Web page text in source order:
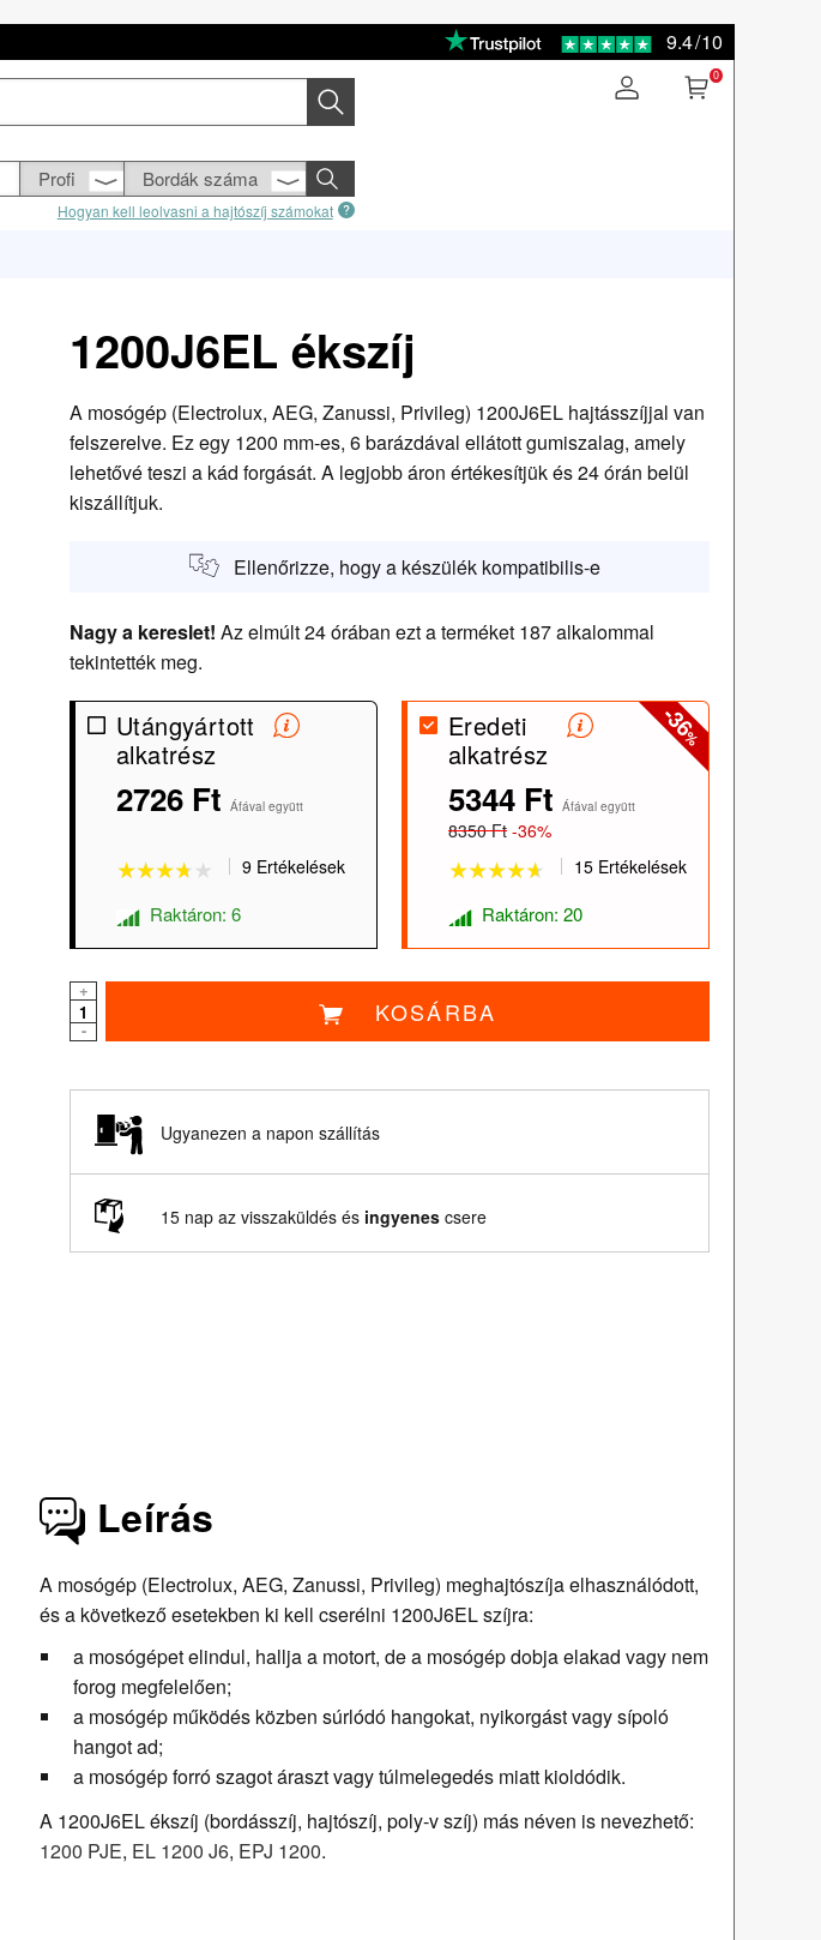
9.4/10
Hogyan kell leolvasni a hajtószíj számokat
0
1200J6EL ékszíj
A mosógép (Electrolux, AEG, Zanussi, Privileg) 1200J6EL hajtásszíjjal van
felszerelve. Ez egy 1200 mm-es, 6 barázdával ellátott gumiszalag, amely
lehetővé teszi a kád forgását. A legjobb áron értékesítjük és 24 órán belül
kiszállítjuk.
Ellenőrizze, hogy a készülék kompatibilis-e
Nagy a kereslet! Az elmúlt 24 órában ezt a terméket 187 alkalommal
tekintették meg.
Utángyártott
alkatrész
2726 Ft Áfával együtt
★★★★★
★★★★★
9 Ertékelések
Raktáron: 6
-36
%
Eredeti
alkatrész
5344 Ft Áfával együtt
8350 Ft -36%
15 Ertékelések
Raktáron: 20
+
-
KOSÁRBA
Ugyanezen a napon szállítás
15 nap az visszaküldés és ingyenes csere
Leírás
A mosógép (Electrolux, AEG, Zanussi, Privileg) meghajtószíja elhasználódott,
és a következő esetekben ki kell cserélni 1200J6EL szíjra:
a mosógépet elindul, hallja a motort, de a mosógép dobja elakad vagy nem
forog megfelelően;
a mosógép működés közben súrlódó hangokat, nyikorgást vagy sípoló
hangot ad;
a mosógép forró szagot áraszt vagy túlmelegedés miatt kioldódik.
A 1200J6EL ékszíj (bordásszíj, hajtószíj, poly-v szíj) más néven is nevezhető:
1200 PJE, EL 1200 J6, EPJ 1200.